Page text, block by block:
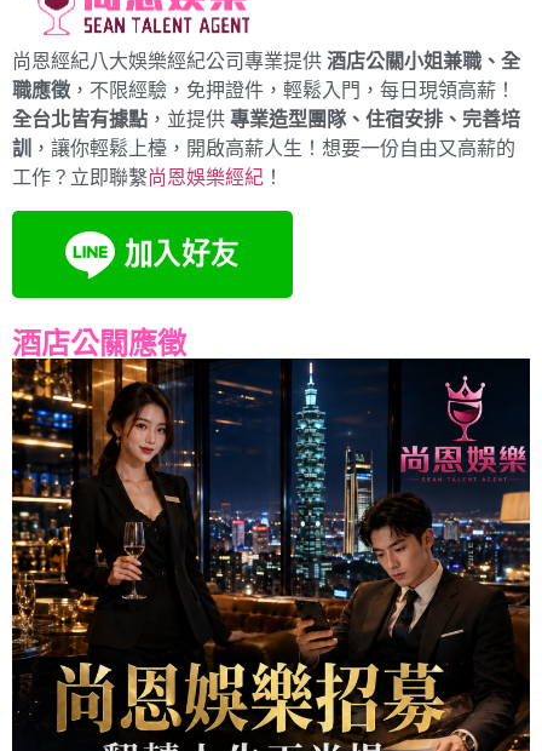
尚恩經紀八大娛樂經紀公司專業提供 酒店公關小姐兼職、全
職應徵 ，不限經驗，免押證件，輕鬆入門，每日現領高薪！
全台北皆有據點 ，並提供 專業造型團隊、住宿安排、完善培
訓
，讓你輕鬆上檯，開啟高薪人生！想要一份自由又高薪的
工作？立即聯繫尚恩娛樂經紀 ！
酒店公關應徵